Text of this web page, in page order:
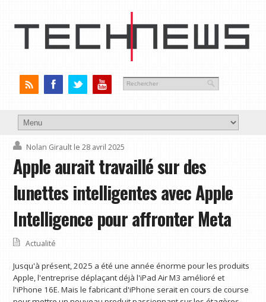
Nolan Girault le 28 avril 2025
Apple aurait travaillé sur des
lunettes intelligentes avec Apple
Intelligence pour affronter Meta
Actualité
Jusqu'à présent, 2025 a été une année énorme pour les produits
Apple, l'entreprise déplaçant déjà l'iPad Air M3 amélioré et
l'iPhone 16E. Mais le fabricant d'iPhone serait en cours de course